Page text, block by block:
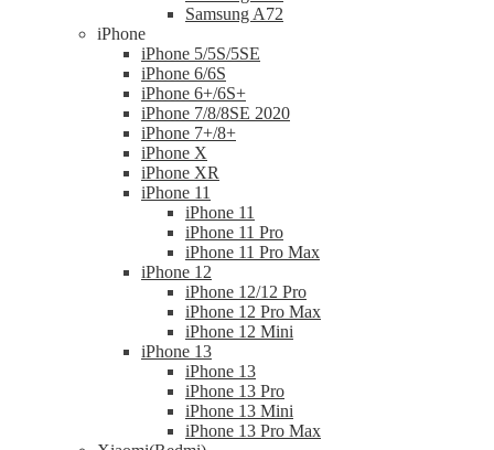
Samsung A72
iPhone
iPhone 5/5S/5SE
iPhone 6/6S
iPhone 6+/6S+
iPhone 7/8/8SE 2020
iPhone 7+/8+
iPhone X
iPhone XR
iPhone 11
iPhone 11
iPhone 11 Pro
iPhone 11 Pro Max
iPhone 12
iPhone 12/12 Pro
iPhone 12 Pro Max
iPhone 12 Mini
iPhone 13
iPhone 13
iPhone 13 Pro
iPhone 13 Mini
iPhone 13 Pro Max